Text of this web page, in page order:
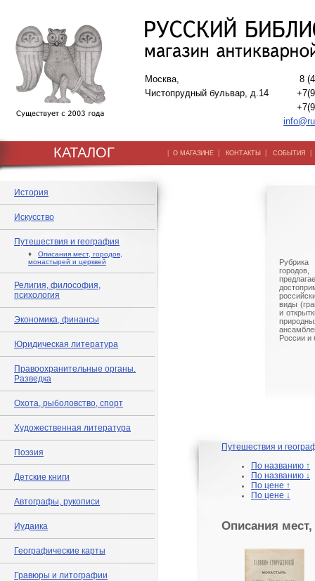
Москва,
Чистопрудный бульвар, д.14
8
КАТАЛОГ | О МАГАЗИНЕ | КОНТАКТЫ | СОБЫТИЯ
История
Искусство
Путешествия и география
♦ Описания мест, городов,
монастырей и церквей
Религия, философия,
психология
Экономика, финансы
Юридическая литература
Правоохранительные органы.
Разведка
Охота, рыболовство, спорт
Художественная литература
Поэзия
Детские книги
Автографы, рукописи
Иудаика
Географические карты
Гравюры и литографии
виды
и
России и
Путешествия и
По названию ↑
По названию ↓
По цене ↑
По цене ↓
Описания